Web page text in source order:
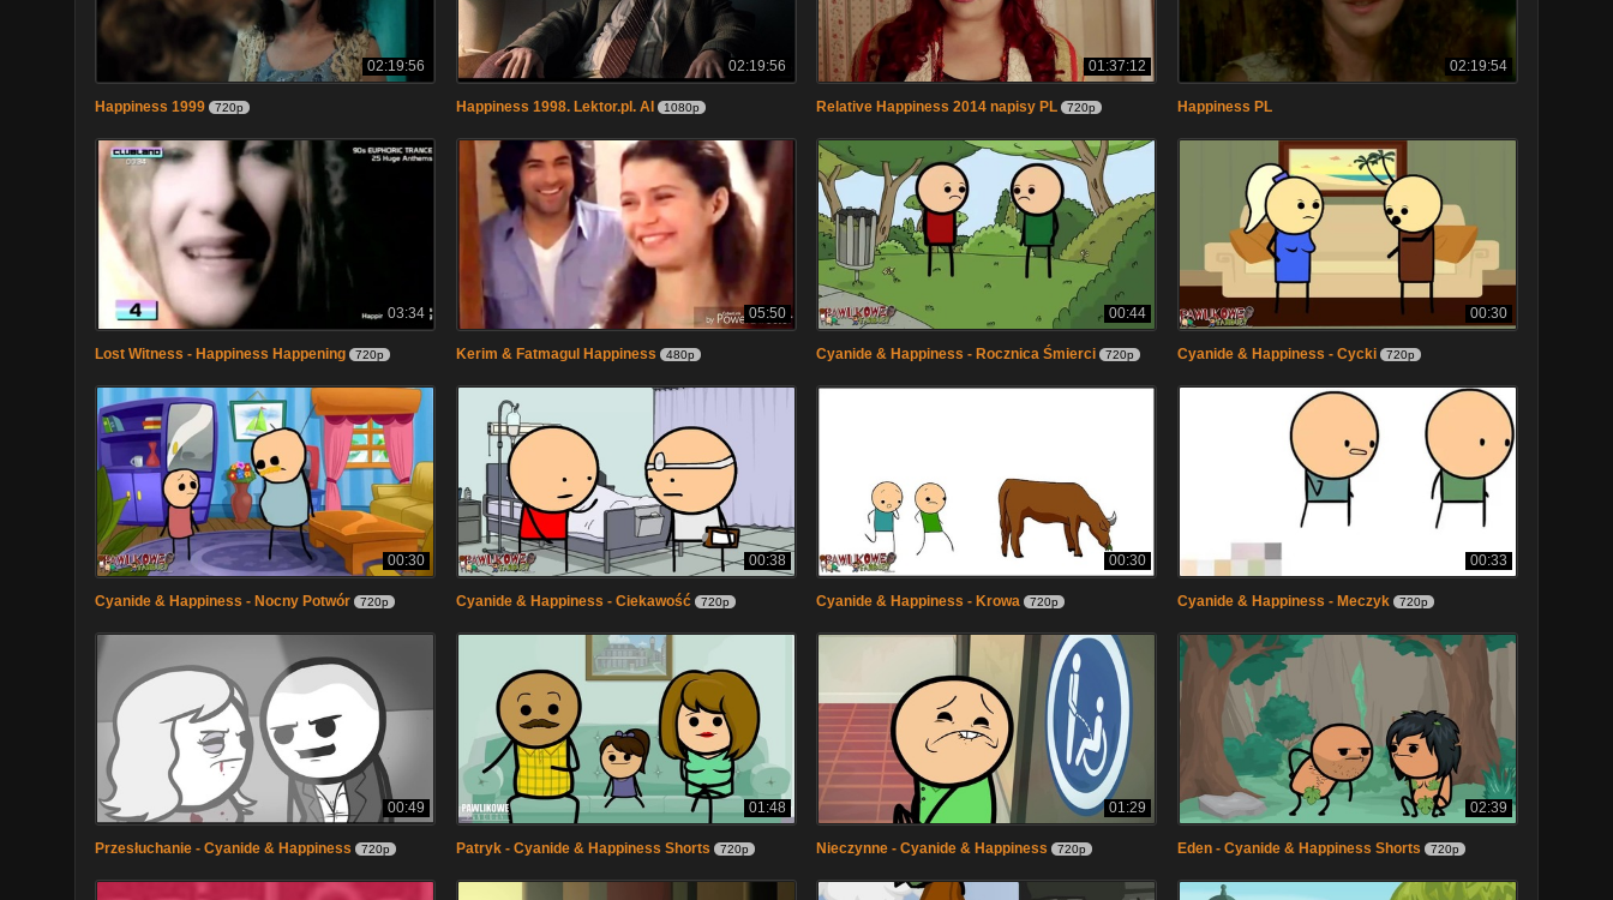
02:19:56
Happiness 1999 720p
02:19:56
Happiness 1998. Lektor.pl. AI 1080p
01:37:12
Relative Happiness 2014 napisy PL 720p
02:19:54
Happiness PL
03:34
Lost Witness - Happiness Happening 720p
05:50
Kerim & Fatmagul Happiness 480p
00:44
Cyanide & Happiness - Rocznica Śmierci 720p
00:30
Cyanide & Happiness - Cycki 720p
00:30
Cyanide & Happiness - Nocny Potwór 720p
00:38
Cyanide & Happiness - Ciekawość 720p
00:30
Cyanide & Happiness - Krowa 720p
00:33
Cyanide & Happiness - Meczyk 720p
00:49
Przesłuchanie - Cyanide & Happiness 720p
01:48
Patryk - Cyanide & Happiness Shorts 720p
01:29
Nieczynne - Cyanide & Happiness 720p
02:39
Eden - Cyanide & Happiness Shorts 720p